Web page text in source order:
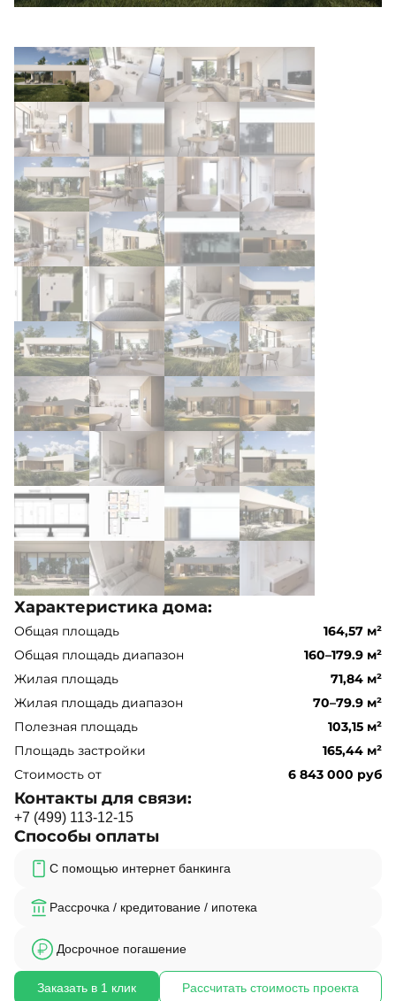
Характеристика дома:
Общая площадь
164,57 м²
Общая площадь диапазон
160–179.9 м²
Жилая площадь
71,84 м²
Жилая площадь диапазон
70–79.9 м²
Полезная площадь
103,15 м²
Площадь застройки
165,44 м²
Стоимость от
6 843 000 руб
Контакты для связи:
+7 (499) 113-12-15
Способы оплаты
С помощью интернет банкинга
Рассрочка / кредитование / ипотека
Досрочное погашение
Заказать в 1 клик Рассчитать стоимость проекта